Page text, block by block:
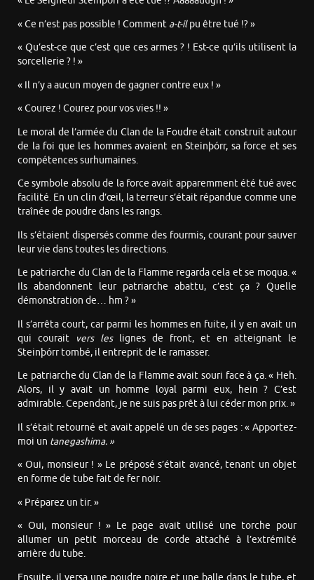
« Ce n’est pas possible ! Comment a-t-ilpu être tué !? »
« Qu’est-ce que c’est que ces armes ? ! Est-ce qu’ils utilisent la
sorcellerie ? ! »
« Il n’y a aucun moyen de gagner contre eux ! »
« Courez ! Courez pour vos vies !! »
Le moral de l’armée du Clan de la Foudre était construit autour
de la foi que les hommes avaient en Steinþórr, sa force et ses
compétences surhumaines.
Ce symbole absolu de la force avait apparemment été tué avec
facilité. En un clin d’œil, la terreur s’était répandue comme une
traînée de poudre dans les rangs.
Ils s’étaient dispersés comme des fourmis, courant pour sauver
leur vie dans toutes les directions.
Le patriarche du Clan de la Flamme regarda cela et se moqua. «
Ils abandonnent leur patriarche abattu, c’est ça ? Quelle
démonstration de… hm ? »
Il s’arrêta court, car parmi les hommes en fuite, il y en avait un
qui courait
vers les lignes de front, et en atteignant le
Steinþórr tombé, il entreprit de le ramasser.
Le patriarche du Clan de la Flamme avait souri face à ça. « Heh.
Alors, il y avait un homme loyal parmi eux, hein ? C’est
admirable. Cependant, je ne suis pas prêt à lui céder mon prix. »
Il s’était retourné et avait appelé un de ses pages : « Apportez-
moi un tanegashima. »
« Oui, monsieur ! » Le préposé s’était avancé, tenant un objet
en forme de tube fait de fer noir.
« Préparez un tir. »
« Oui, monsieur ! » Le page avait utilisé une torche pour
allumer un petit morceau de corde attaché à l’extrémité
arrière du tube.
Ensuite, il versa une poudre noire et une balle dans le tube, et